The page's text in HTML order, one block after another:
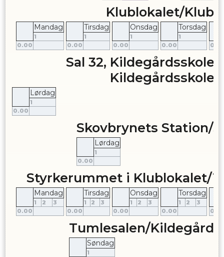
Klublokalet/
Mandag
1
0.00
Tirsdag
1
0.00
Onsdag
1
0.00
Torsdag
1
0.00
Sal 32,
Lørdag
1
0.00
Skovbrynets Station/
Lørdag
1
0.00
Styrkerummet i Klublokalet/
Mandag
1 2
3
0.00
Tirsdag
1 2
3
0.00
Onsdag
1 2
3
0.00
Torsdag
1 2
3
0.00
Tumlesalen/
Søndag
1